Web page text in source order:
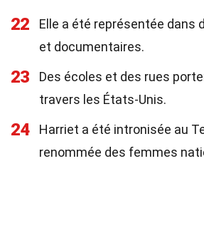
22
Elle a été représentée dans
et documentaires.
23
Des écoles et des rues
travers les États-Unis.
24
Harriet a été intronisée au
renommée des femmes